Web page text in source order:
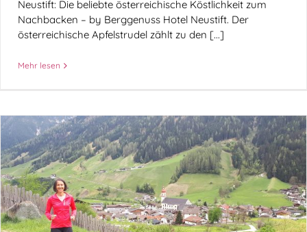
Neustift: Die beliebte österreichische Köstlichkeit zum
Nachbacken – by Berggenuss Hotel Neustift. Der
österreichische Apfelstrudel zählt zu den [...]
Mehr lesen
Workout „Ausdauer Training“ . by Augarten
Hotel Neustift